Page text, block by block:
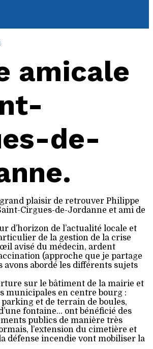
amicale
de-
grand plaisir de retrouver Philippe
Cirgues-de-Jordanne et ami de
d’horizon de l’actualité locale et
de la gestion de la crise
avisé du médecin, ardent
(approche que je partage
avons abordé les différents sujets
sur le bâtiment de la mairie et
municipales en centre bourg :
et de terrain de boules,
fontaine… ont bénéficié des
publics de manière très
l’extension du cimetière et
défense incendie vont mobiliser la